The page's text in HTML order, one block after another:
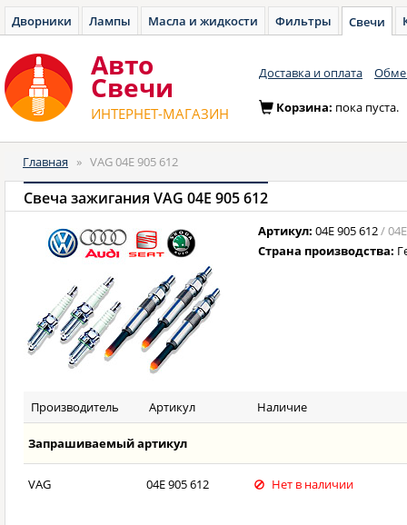
Дворники Лампы Масла и жидкости Фильтры Свечи
Авто
Cвечи
ИНТЕРНЕТ-МАГАЗИН
Доставка и оплата
Корзина: пока пуста.
Главная » VAG 04E 905 612
Свеча зажигания VAG 04E 905 612
Артикул: 04E 905 612/
Страна производства:
Производитель Артикул Наличие
Запрашиваемый артикул
VAG 04E 905 612 Нет в наличии